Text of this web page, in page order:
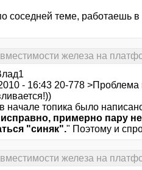
соседней теме, работаешь в
железа на
- 16:43 20-778 >Проблема
начале топика было
примерно пару
"синяк"." Поэтому и
железа на